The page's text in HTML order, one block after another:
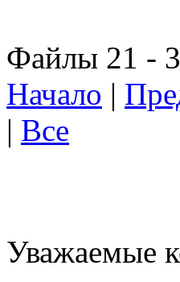
Файлы 21 -
Начало |
| Все
Уважаемые